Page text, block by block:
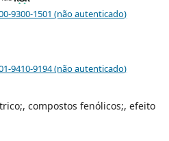
9300-1501 (não autenticado)
9410-9194 (não autenticado)
compostos fenólicos;, efeito